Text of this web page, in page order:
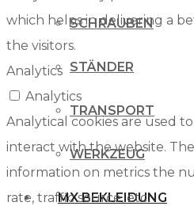
SCHRAUBEN
STÄNDER
TRANSPORT
WERKZEUG
MX BEKLEIDUNG
which helps in delivering a
the visitors.
Analytics
Analytics
Analytical cookies are used
interact with the website.
information on metrics the
rate, traffic source, etc.